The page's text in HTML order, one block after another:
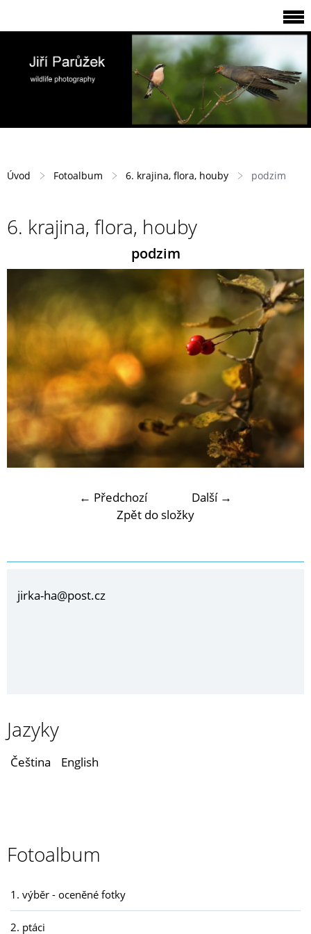
Úvod Fotoalbum 6. krajina, flora, houby podzim
6. krajina, flora, houby
podzim
← Předchozí
Další →
Zpět do složky
jirka-ha@post.cz
Jazyky
Čeština English
Fotoalbum
1. výběr - oceněné fotky
2. ptáci